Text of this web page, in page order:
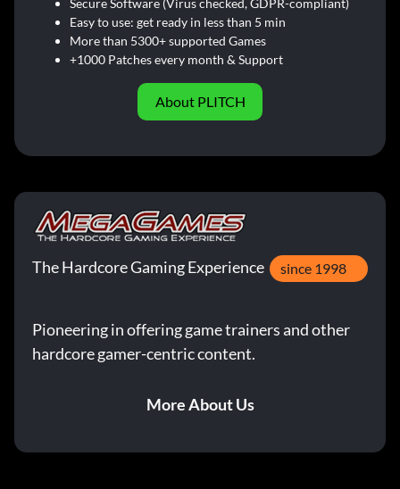
Secure Software (Virus checked, GDPR-compliant)
Easy to use: get ready in less than 5 min
More than 5300+ supported Games
+1000 Patches every month & Support
About PLITCH
The Hardcore Gaming Experience since 1998
Pioneering in offering game trainers and other
hardcore gamer-centric content.
More About Us